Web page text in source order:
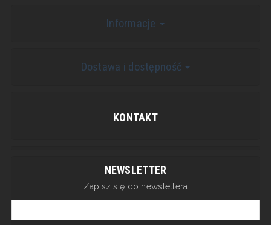
Informacje
Dostawa i dostępność
KONTAKT
NEWSLETTER
Zapisz się do newslettera